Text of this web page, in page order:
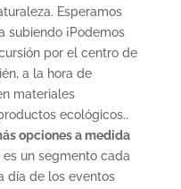
Esperamos
subiendo ¡Podemos
por el centro de
a la hora de
materiales
ecológicos..
opciones a medida
es un segmento cada
día de los eventos